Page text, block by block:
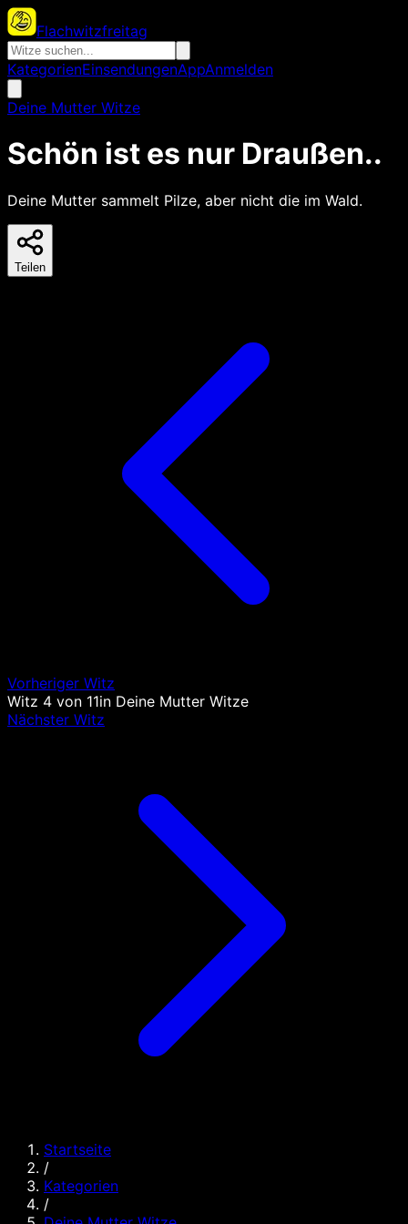
Flachwitzfreitag
KategorienEinsendungenAppAnmelden
Deine Mutter Witze
Schön ist es nur Draußen..
Deine Mutter sammelt Pilze, aber nicht die im Wald.
Teilen
Vorheriger Witz
Witz 4 von 11in Deine Mutter Witze
Nächster Witz
Startseite
/
Kategorien
/